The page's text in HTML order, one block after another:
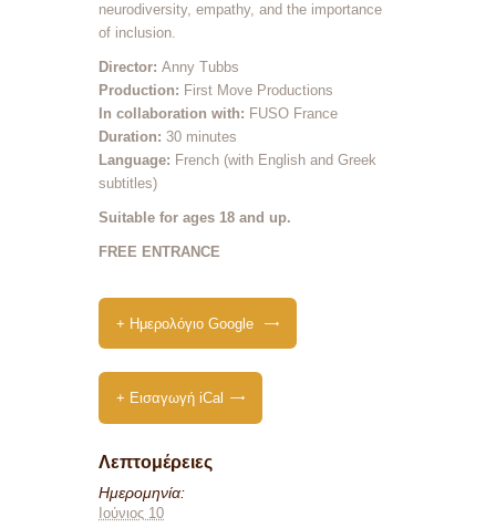
neurodiversity, empathy, and the importance
of inclusion.
Director: Anny Tubbs
Production: First Move Productions
In collaboration with: FUSO France
Duration: 30 minutes
Language: French (with English and Greek
subtitles)
Suitable for ages 18 and up.
FREE ENTRANCE
+ Ημερολόγιο Google
+ Εισαγωγή iCal
Λεπτομέρειες
Ημερομηνία:
Ιούνιος 10